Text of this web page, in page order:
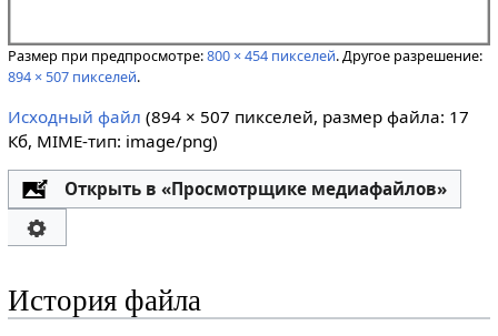
Размер при предпросмотре:800 × 454 пикселей.Другое разрешение:
894 × 507 пикселей.
Исходный файл (894 × 507 пикселей, размер файла: 17
Кб, MIME-тип: image/png)
Открыть в «Просмотрщике медиафайлов»
История файла